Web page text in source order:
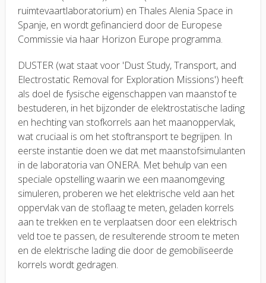
ruimtevaartlaboratorium) en Thales Alenia Space in
Spanje, en wordt gefinancierd door de Europese
Commissie via haar Horizon Europe programma.
DUSTER (wat staat voor 'Dust Study, Transport, and
Electrostatic Removal for Exploration Missions') heeft
als doel de fysische eigenschappen van maanstof te
bestuderen, in het bijzonder de elektrostatische lading
en hechting van stofkorrels aan het maanoppervlak,
wat cruciaal is om het stoftransport te begrijpen. In
eerste instantie doen we dat met maanstofsimulanten
in de laboratoria van ONERA. Met behulp van een
speciale opstelling waarin we een maanomgeving
simuleren, proberen we het elektrische veld aan het
oppervlak van de stoflaag te meten, geladen korrels
aan te trekken en te verplaatsen door een elektrisch
veld toe te passen, de resulterende stroom te meten
en de elektrische lading die door de gemobiliseerde
korrels wordt gedragen.